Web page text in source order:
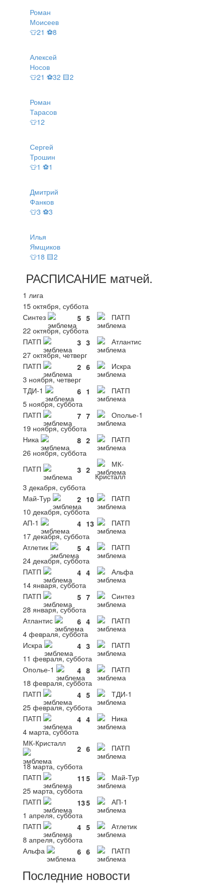
Роман
Моисеев
👕21 ⚽8
Алексей
Носов
👕21 ⚽32 🟨2
Роман
Тарасов
👕12
Сергей
Трошин
👕1 ⚽1
Дмитрий
Фанков
👕3 ⚽3
Илья
Ямщиков
👕18 🟨2
РАСПИСАНИЕ матчей.
1 лига
15 октября, суббота
Синтез
5 5
ПАТП
22 октября, суббота
ПАТП
3 3
Атлантис
27 октября, четверг
ПАТП
2 6
Искра
3 ноября, четверг
ТДИ-1
6 1
ПАТП
5 ноября, суббота
ПАТП
7 7
Ополье-1
19 ноября, суббота
Ника
8 2
ПАТП
26 ноября, суббота
ПАТП
3 2
МК-
Кристалл
3 декабря, суббота
Май-Тур
2 10
ПАТП
10 декабря, суббота
АП-1
4 13
ПАТП
17 декабря, суббота
Атлетик
5 4
ПАТП
24 декабря, суббота
ПАТП
4 4
Альфа
14 января, суббота
ПАТП
5 7
Синтез
28 января, суббота
Атлантис
6 4
ПАТП
4 февраля, суббота
Искра
4 3
ПАТП
11 февраля, суббота
Ополье-1
4 8
ПАТП
18 февраля, суббота
ПАТП
4 5
ТДИ-1
25 февраля, суббота
ПАТП
4 4
Ника
4 марта, суббота
МК-Кристалл
2 6
ПАТП
18 марта, суббота
ПАТП
11 5
Май-Тур
25 марта, суббота
ПАТП
135
АП-1
1 апреля, суббота
ПАТП
4 5
Атлетик
8 апреля, суббота
Альфа
6 6 ПАТП
Последние новости